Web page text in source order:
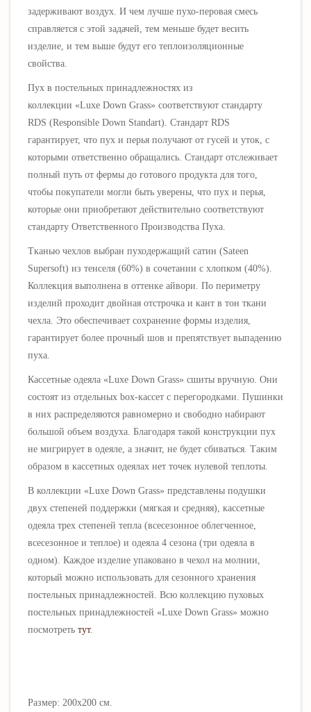
задерживают воздух. И чем лучше пухо-перовая смесь
справляется с этой задачей, тем меньше будет весить
изделие, и тем выше будут его теплоизоляционные
свойства.
Пух в постельных принадлежностях из
коллекции «Luxe Down Grass» соответствуют стандарту
RDS (Responsible Down Standart). Стандарт RDS
гарантирует, что пух и перья получают от гусей и уток, с
которыми ответственно обращались. Стандарт отслеживает
полный путь от фермы до готового продукта для того,
чтобы покупатели могли быть уверены, что пух и перья,
которые они приобретают действительно соответствуют
стандарту Ответственного Производства Пуха.
Тканью чехлов выбран пуходержащий сатин (Sateen
Supersoft) из тенселя (60%) в сочетании с хлопком (40%).
Коллекция выполнена в оттенке айвори. По периметру
изделий проходит двойная отстрочка и кант в тон ткани
чехла. Это обеспечивает сохранение формы изделия,
гарантирует более прочный шов и препятствует выпадению
пуха.
Кассетные одеяла «Luxe Down Grass» сшиты вручную. Они
состоят из отдельных box-кассет с перегородками. Пушинки
в них распределяются равномерно и свободно набирают
большой объем воздуха. Благодаря такой конструкции пух
не мигрирует в одеяле, а значит, не будет сбиваться. Таким
образом в кассетных одеялах нет точек нулевой теплоты.
В коллекции «Luxe Down Grass» представлены подушки
двух степеней поддержки (мягкая и средняя), кассетные
одеяла трех степеней тепла (всесезонное облегченное,
всесезонное и теплое) и одеяла 4 сезона (три одеяла в
одном). Каждое изделие упаковано в чехол на молнии,
который можно использовать для сезонного хранения
постельных принадлежностей. Всю коллекцию пуховых
постельных принадлежностей «Luxe Down Grass» можно
посмотреть тут.
Размер: 200х200 см.